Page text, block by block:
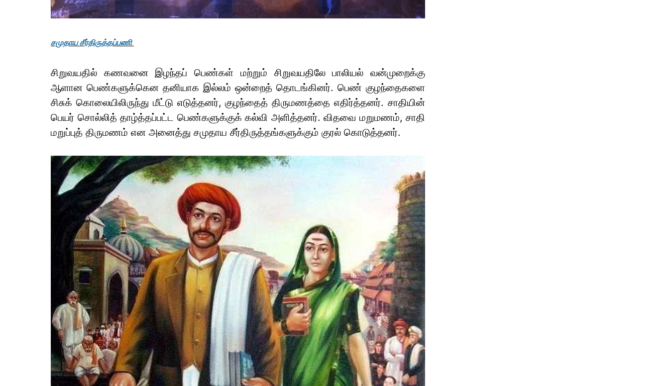
சமுதாய சீர்திருத்தப்பணி
சிறுவயதில் கணவனை இழந்தப் பெண்கள் மற்றும் சிறுவயதிலே பாலியல் வன்முறைக்கு
ஆளான பெண்களுக்கென தனியாக இல்லம் ஒன்றைத் தொடங்கினர். பெண் குழந்தைகளை
சிசுக் கொலையிலிருந்து மீட்டு எடுத்தனர், குழந்தைத் திருமணத்தை எதிர்த்தனர். சாதியின்
பெயர் சொல்லித் தாழ்த்தப்பட்ட பெண்களுக்குக் கல்வி அளித்தனர். விதவை மறுமணம், சாதி
மறுப்புத் திருமணம் என அனைத்து சமுதாய சீர்திருத்தங்களுக்கும் குரல் கொடுத்தனர்.